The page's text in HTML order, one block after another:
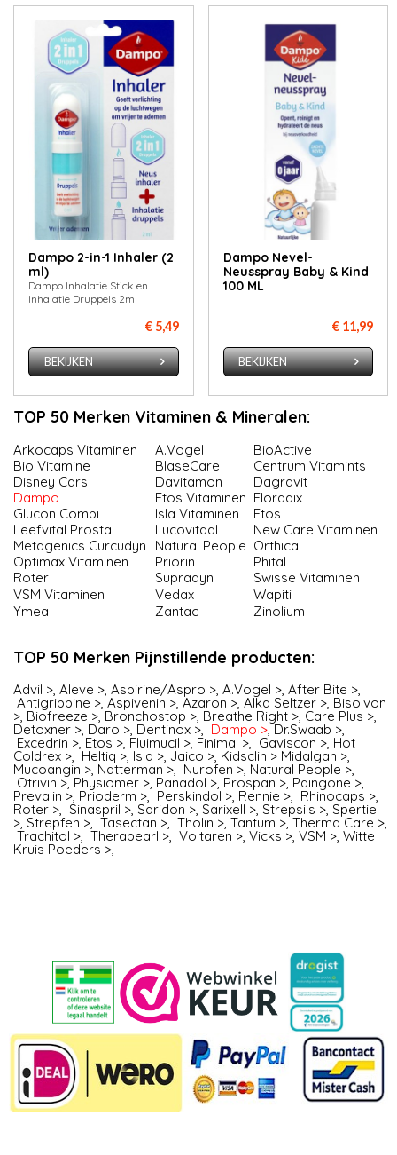
Dampo 2-in-1 Inhaler (2
ml)
Dampo Inhalatie Stick en
Inhalatie Druppels 2ml
€ 5,49
BEKIJKEN
Dampo Nevel-
Neusspray Baby & Kind
100 ML
€ 11,99
BEKIJKEN
TOP 50 Merken Vitaminen & Mineralen:
Arkocaps Vitaminen A.Vogel
BioActive
Bio Vitamine
BlaseCare
Centrum Vitamints
Disney Cars
Davitamon
Dagravit
Dampo
Etos Vitaminen Floradix
Glucon Combi
Isla Vitaminen
Etos
Leefvital Prosta
Lucovitaal
New Care Vitaminen
Meta­ge­nics Cur­cu­dyn
Natural People Orthica
Optimax Vitaminen
Priorin
Phital
Roter
Supradyn
Swisse Vitaminen
VSM Vitaminen
Vedax
Wapiti
Ymea
Zantac Zinolium
TOP 50 Merken Pijnstillende producten:
Advil > ,Aleve > ,Aspirine/Aspro > ,A.Vogel > ,After Bite >
Antigrippine > ,Aspivenin > ,Azaron > ,Alka Seltzer > Bisolvon
> Biofreeze > Bronchostop > Breathe Right > Care Plus >
Detoxner > Daro > Dentinox > Dampo >,Dr.Swaab >
Excedrin > Etos > Fluimucil > Finimal > Gaviscon > Hot
Coldrex > Heltiq > Isla > Jaico > Kidsclin > Midalgan >
Mucoangin > Natterman > Nurofen >, Natural People >
Otrivin >, Physiomer > Panadol > Prospan > Paingone >
Prevalin > Prioderm > Perskindol > Rennie > Rhinocaps >
Roter > Sinaspril > Saridon > Sarixell > Strepsils > Spertie
> Strepfen > ,Tasectan > ,Tholin > ,Tantum >,Therma Care >
Trachitol > ,Therapearl > ,Voltaren > ,Vicks > ,VSM > ,Witte
Kruis Poeders >